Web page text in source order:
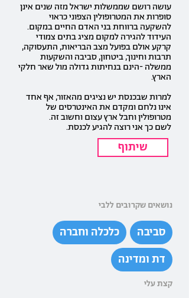
עושה רושם שממשלות ישראל מזה שנים אינן
סופרות את המטרופולין הצפוני כראוי
להשקעה ברווחת בני האדם החיים במקום.
העידוד להגירה למקום מציג בתים צמודי
קרקע אולם בפועל מצב הבריאות, התעסוקה,
תרבות וחינוך, ביטחון, סביבה והשקעות
ממשלה -הינם בנחיתות גדולה מול שאר חלקי
הארץ.
למרות שבכנסת יש נציגים מהאזור, אף אחד
אינו נלחם ומקדם את האינטרסים של
מטרופולין וחבל ארץ עצום וחשוב זה.
לשם כך אני רוצה להגיע לכנסת.
שיתוף
נושאים שקרובים ללבי
סביבה
כלכלה וחברה
דת ומדינה
קצת עלי